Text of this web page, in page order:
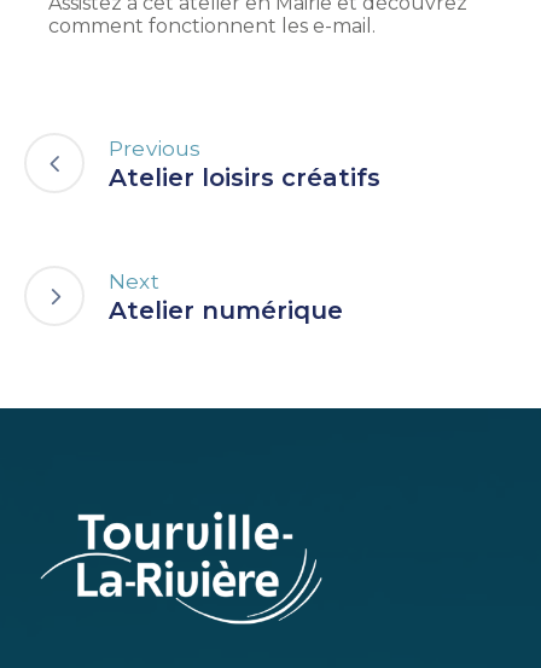
comment fonctionnent les e-mail.
Previous
Atelier loisirs créatifs
Next
Atelier numérique